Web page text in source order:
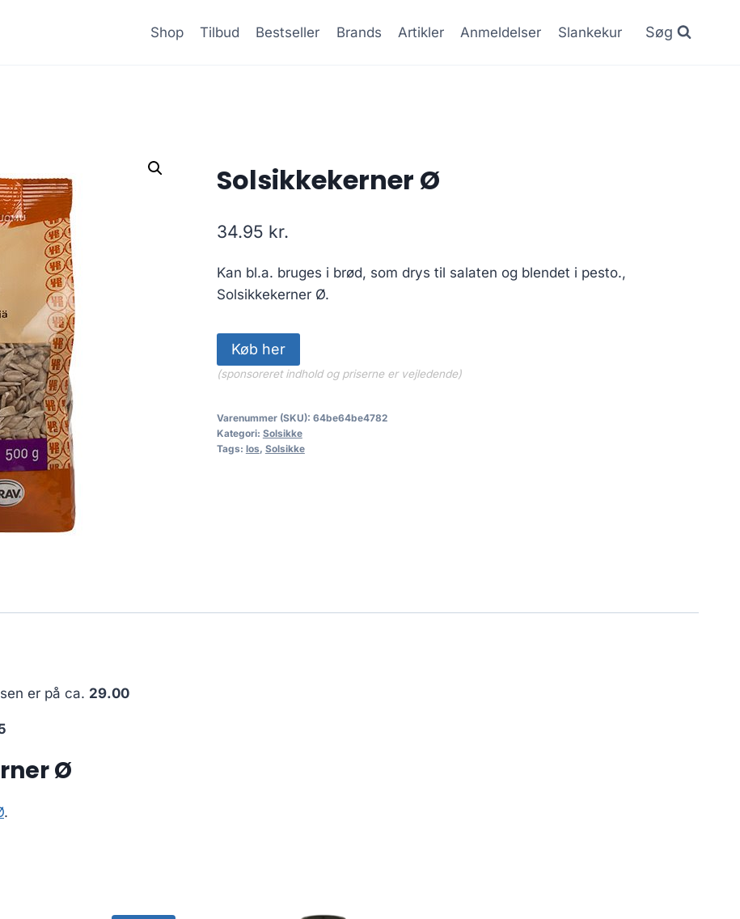
Shop Tilbud Bestseller Brands Artikler Anmeldelser Slankekur Søg
Solsikkekerner Ø
34.95 kr.
Kan bl.a. bruges i brød, som drys til salaten og blendet i pesto.,
Solsikkekerner Ø.
Køb her
(sponsoreret indhold og priserne er vejledende)
Varenummer (SKU): 64be64be4782
Kategori: Solsikke
Tags: los, Solsikke
er på ca. 29.00
Ø
.